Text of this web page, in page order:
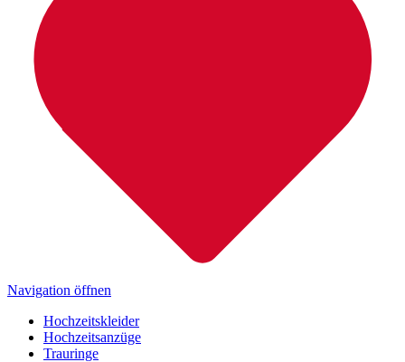
Navigation öffnen
Hochzeitskleider
Hochzeitsanzüge
Trauringe